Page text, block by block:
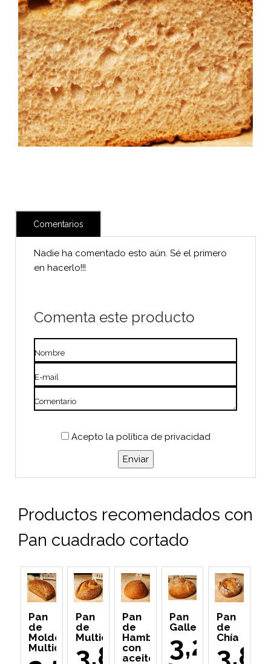
Comentarios
Nadie ha comentado esto aún. Sé el primero
en hacerlo!!!
Comenta este producto
Nombre
E-mail
Comentario
Acepto la política de privacidad
Productos recomendados con
Pan cuadrado cortado
Pan
de
Molde
Multicereales
Pan
de
Multicereales
3,80
Pan
de
Hamburguesa
con
aceite
Pan
Gallego
3,20
Pan
de
Chía
3,80